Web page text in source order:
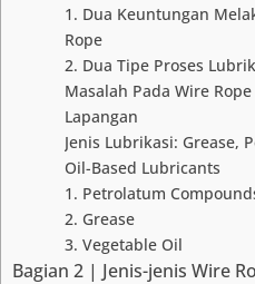
1. Dua Keuntungan
Rope
2. Dua Tipe Proses
Masalah Pada Wire
Lapangan
Jenis Lubrikasi: Grease,
Oil-Based Lubricants
1. Petrolatum
2. Grease
3. Vegetable Oil
Bagian 2 | Jenis-jenis Wire